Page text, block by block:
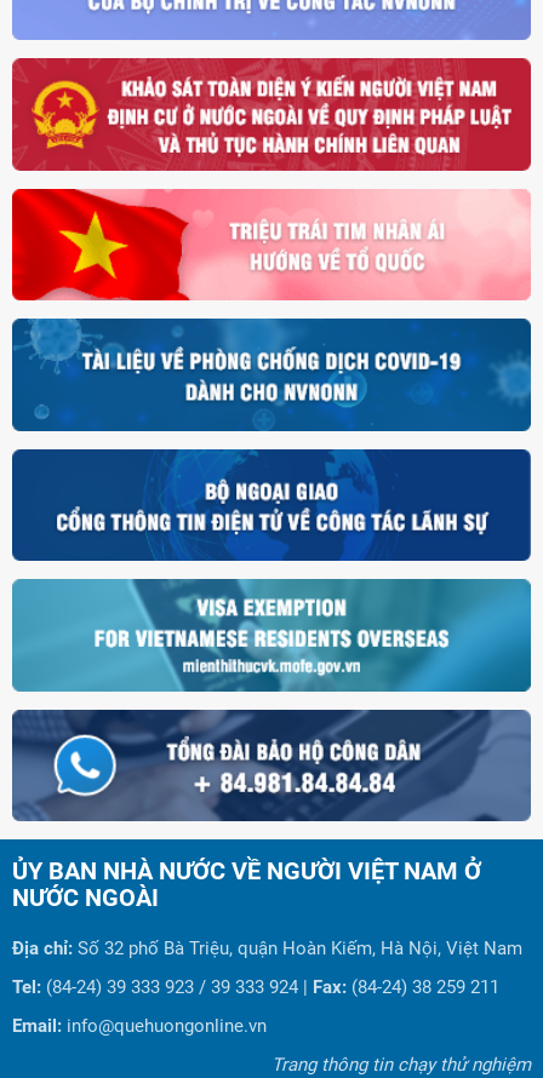
ỦY BAN NHÀ NƯỚC VỀ NGƯỜI VIỆT NAM Ở
NƯỚC NGOÀI
Địa chỉ: Số 32 phố Bà Triệu, quận Hoàn Kiếm, Hà Nội, Việt Nam
Tel: (84-24) 39 333 923 / 39 333 924 | Fax: (84-24) 38 259 211
Email: info@quehuongonline.vn
Trang thông tin chạy thử nghiệm